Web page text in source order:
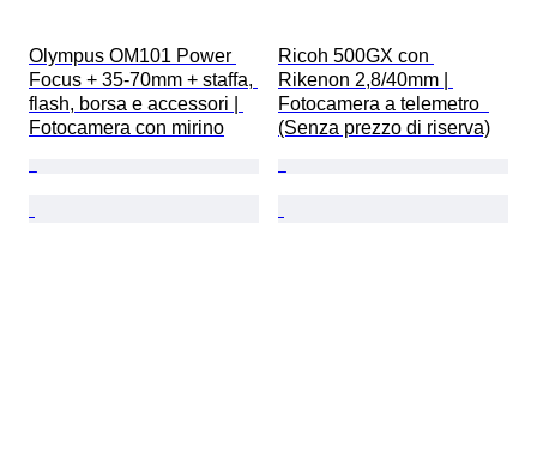
Olympus OM101 Power
Focus + 35-70mm + staffa,
flash, borsa e accessori |
Fotocamera con mirino
Ricoh 500GX con
Rikenon 2,8/40mm |
Fotocamera a telemetro
(Senza prezzo di riserva)